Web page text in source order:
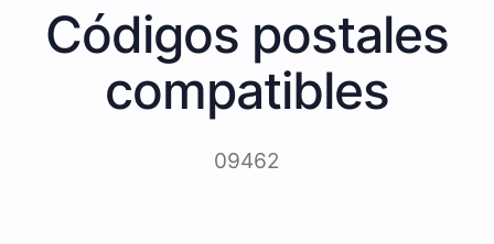
Códigos postales
compatibles
09462